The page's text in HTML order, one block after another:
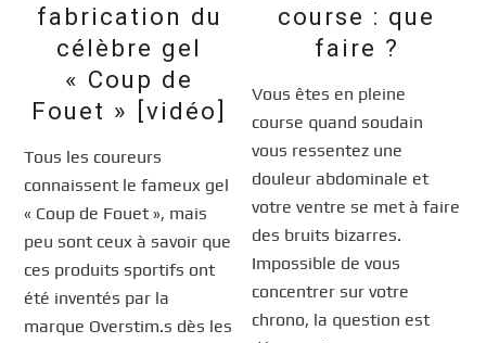
fabrication du
célèbre gel
« Coup de
Fouet » [vidéo]
Tous les coureurs
connaissent le fameux gel
« Coup de Fouet », mais
peu sont ceux à savoir que
ces produits sportifs ont
été inventés par la
marque Overstim.s dès les
course : que
faire ?
Vous êtes en pleine
course quand soudain
vous ressentez une
douleur abdominale et
votre ventre se met à faire
des bruits bizarres.
Impossible de vous
concentrer sur votre
chrono, la question est